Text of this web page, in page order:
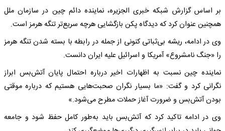
بر اساس گزارش شبکه خبری الجزیره، نماینده دائم چین در سازمان ملل
همچنین عنوان کرد که دیدگاه پکن بازگشایی هرچه سریع‌تر تنگه هرمز است.
وی در ادامه، ریشه بی‌ثباتی کنونی از جمله در رابطه با بسته شدن تنگه هرمز
را «جنگ نامشروع» آمریکا و اسرائیل علیه ایران دانست.
نماینده چین نسبت به اظهارات اخیر درباره احتمال پایان آتش‌بس ابراز
نگرانی کرد و گفت: «ما بسیار نگران صحبت‌هایی هستیم که درباره موقتی
بودن آتش‌بس و ضرورت آغاز حملات مطرح می‌شود.»
وی در ادامه تاکید کرد که آتش‌بس باید به‌طور کامل حفظ شود و جامعه